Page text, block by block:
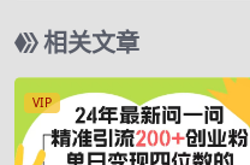
相关文章
VIP